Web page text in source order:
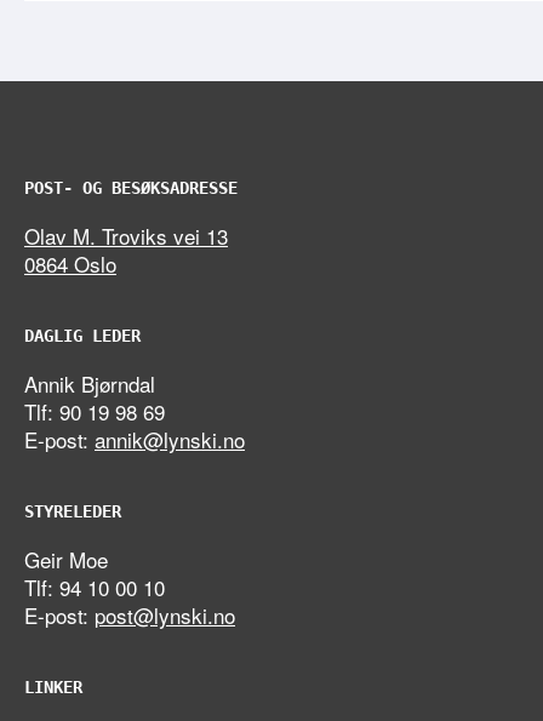
POST- OG BESØKSADRESSE
Olav M. Troviks vei 13
0864 Oslo
DAGLIG LEDER
Annik Bjørndal
Tlf: 90 19 98 69
E-post: annik@lynski.no
STYRELEDER
Geir Moe
Tlf: 94 10 00 10
E-post: post@lynski.no
LINKER